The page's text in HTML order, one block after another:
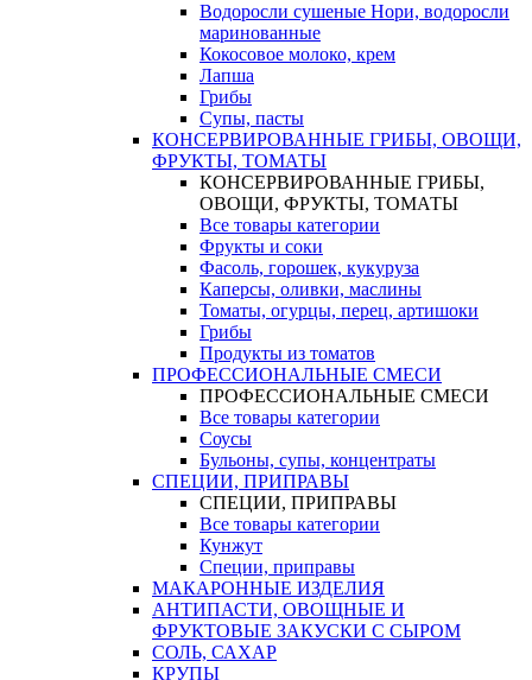
Водоросли сушеные Нори, водоросли
маринованные
Кокосовое молоко, крем
Лапша
Грибы
Супы, пасты
КОНСЕРВИРОВАННЫЕ ГРИБЫ, ОВОЩИ,
ФРУКТЫ, ТОМАТЫ
КОНСЕРВИРОВАННЫЕ ГРИБЫ,
ОВОЩИ, ФРУКТЫ, ТОМАТЫ
Все товары категории
Фрукты и соки
Фасоль, горошек, кукуруза
Каперсы, оливки, маслины
Томаты, огурцы, перец, артишоки
Грибы
Продукты из томатов
ПРОФЕССИОНАЛЬНЫЕ СМЕСИ
ПРОФЕССИОНАЛЬНЫЕ СМЕСИ
Все товары категории
Соусы
Бульоны, супы, концентраты
СПЕЦИИ, ПРИПРАВЫ
СПЕЦИИ, ПРИПРАВЫ
Все товары категории
Кунжут
Специи, приправы
МАКАРОННЫЕ ИЗДЕЛИЯ
АНТИПАСТИ, ОВОЩНЫЕ И
ФРУКТОВЫЕ ЗАКУСКИ С СЫРОМ
СОЛЬ, САХАР
КРУПЫ